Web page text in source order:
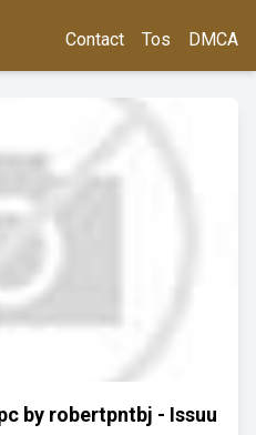
Contact Tos DMCA
by robertpntbj - Issuu